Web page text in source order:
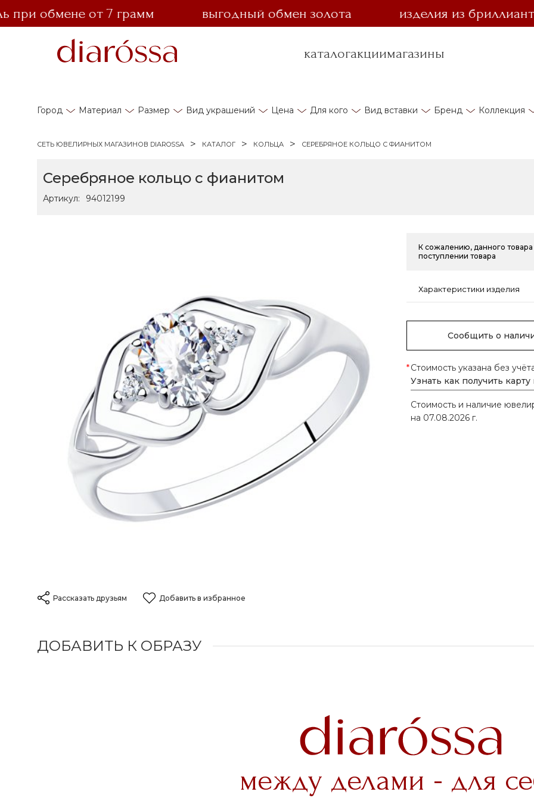
обмене от 7 грамм выгодный обмен золота изделия из бриллианта
каталогакциимагазины
Город Материал Размер Вид украшений Цена Для кого Вид вставки Бренд Коллекция
СЕТЬ ЮВЕЛИРНЫХ МАГАЗИНОВ DIAROSSA КАТАЛОГ КОЛЬЦА СЕРЕБРЯНОЕ КОЛЬЦО С ФИАНИТОМ
Серебряное кольцо с фианитом
Артикул: 94012199
Рассказать друзьям Добавить в избранное
К сожалению, данного
поступлении товара
Характеристики изделия
Сообщить о
*Стоимость указана без
Узнать как получить
Стоимость и наличие
на 07.08.2026 г.
ДОБАВИТЬ К ОБРАЗУ
между делами - для